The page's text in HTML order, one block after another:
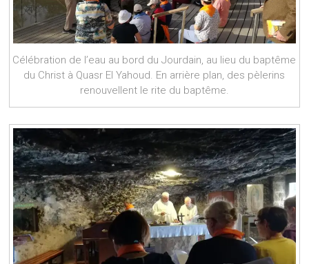
Célébration de l’eau au bord du Jourdain, au lieu du baptême
du Christ à Quasr El Yahoud. En arrière plan, des pèlerins
renouvellent le rite du baptême.